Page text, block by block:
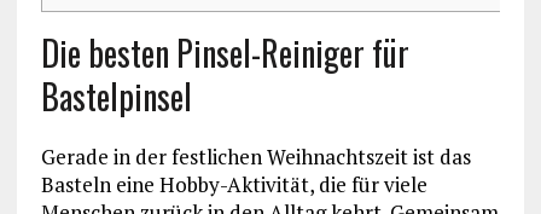
Die besten Pinsel-Reiniger für
Bastelpinsel
Gerade in der festlichen Weihnachtszeit ist das
Basteln eine Hobby-Aktivität, die für viele